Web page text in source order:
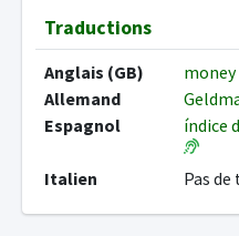
Traductions
Anglais (GB)
Allemand
Espagnol
índice
Italien Pas